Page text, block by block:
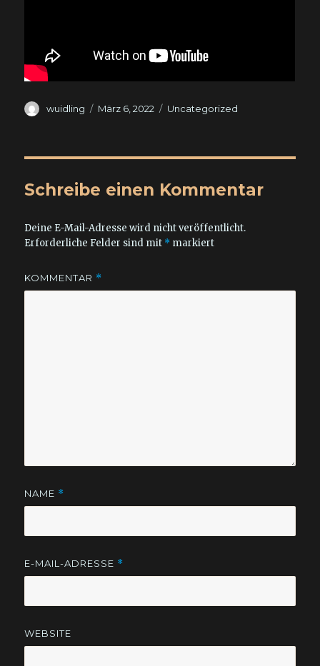
Autor
wuidling
Veröffentlicht
März 6, 2022 Kategorien
Uncategorized
Schreibe einen Kommentar
Deine E-Mail-Adresse wird nicht veröffentlicht.
Erforderliche Felder sind mit * markiert
KOMMENTAR *
NAME *
E-MAIL-ADRESSE *
WEBSITE